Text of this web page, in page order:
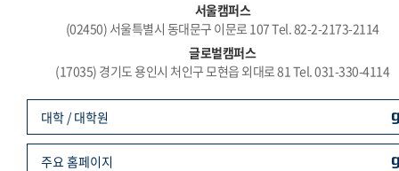
서울캠퍼스
(02450) 서울특별시 동대문구 이문로 107 Tel. 82-2-2173-2114
글로벌캠퍼스
(17035) 경기도 용인시 처인구 모현읍 외대로 81 Tel. 031-330-4114
대학 / 대학원
주요 홈페이지